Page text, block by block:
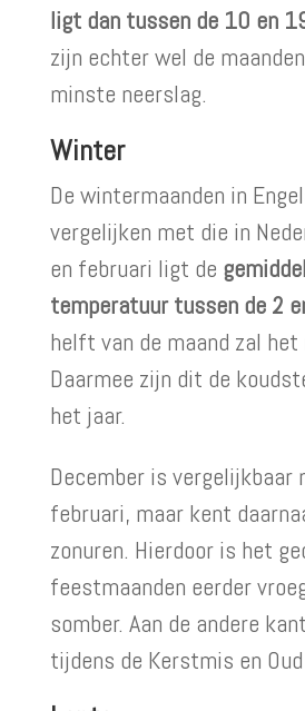
ligt dan tussen de 10 en
zijn echter wel de
minste neerslag.
Winter
De wintermaanden in
vergelijken met die in
en februari ligt de
temperatuur tussen de 2
helft van de maand zal het
Daarmee zijn dit de
het jaar.
December is vergelijkbaar
februari, maar kent
zonuren. Hierdoor is het
feestmaanden eerder
somber. Aan de andere
tijdens de Kerstmis en